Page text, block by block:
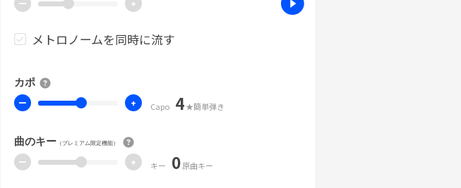
ー +
メトロノームを同時に流す
カポ
ー + Capo 4★簡単弾き
曲のキー （プレミアム限定機能）
ー + キー 0原曲キー